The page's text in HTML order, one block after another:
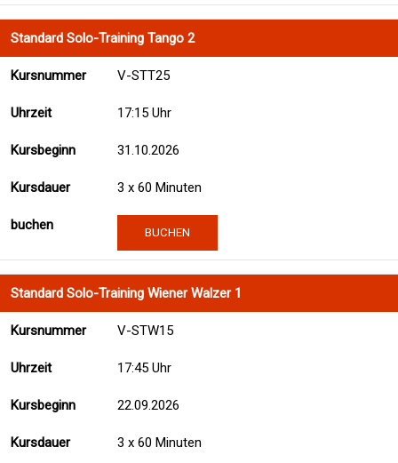
Standard Solo-Training Tango 2
V-STT25
17:15 Uhr
31.10.2026
3 x 60 Minuten
BUCHEN
Standard Solo-Training Wiener Walzer 1
V-STW15
17:45 Uhr
22.09.2026
3 x 60 Minuten